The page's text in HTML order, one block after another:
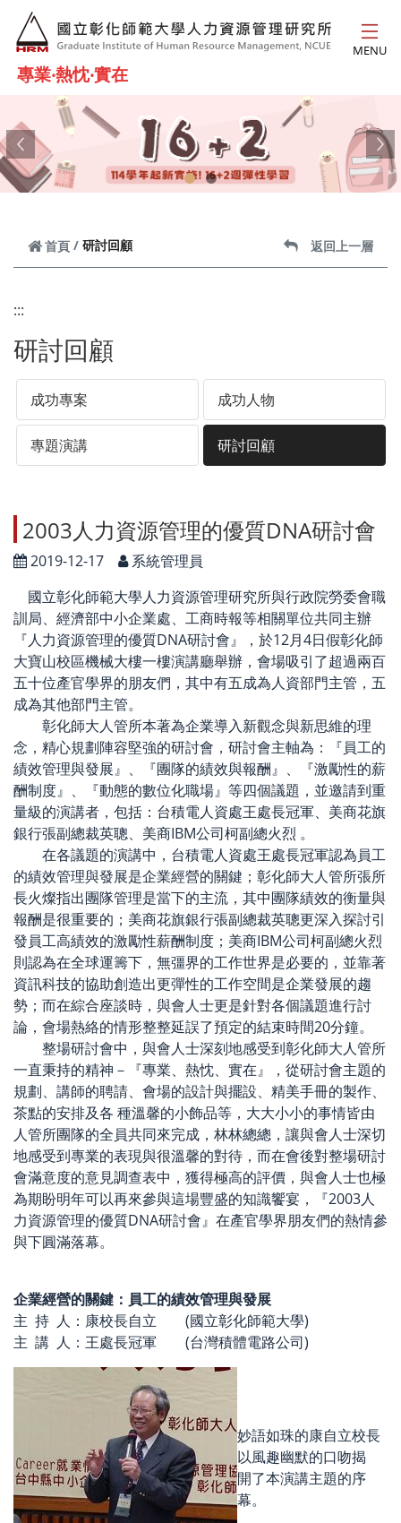
跳到主要內容
專業‧熱忱‧實在
MENU
Previous
首頁 研討回顧 返回上一層
:::
研討回顧
成功專案 成功人物
專題演講 研討回顧
2003人力資源管理的優質DNA研討會
2019-12-17
系統管理員
國立彰化師範大學人力資源管理研究所與行政院勞委會職
訓局、經濟部中小企業處、工商時報等相關單位共同主辦
『人力資源管理的優質DNA研討會』，於12月4日假彰化師
大寶山校區機械大樓一樓演講廳舉辦，會場吸引了超過兩百
五十位產官學界的朋友們，其中有五成為人資部門主管，五
成為其他部門主管。
彰化師大人管所本著為企業導入新觀念與新思維的理
念，精心規劃陣容堅強的研討會，研討會主軸為：『員工的
績效管理與發展』、『團隊的績效與報酬』、『激勵性的薪
酬制度』、『動態的數位化職場』等四個議題，並邀請到重
量級的演講者，包括：台積電人資處王處長冠軍、美商花旗
銀行張副總裁英聰、美商IBM公司柯副總火烈 。
在各議題的演講中，台積電人資處王處長冠軍認為員工
的績效管理與發展是企業經營的關鍵；彰化師大人管所張所
長火燦指出團隊管理是當下的主流，其中團隊績效的衡量與
報酬是很重要的；美商花旗銀行張副總裁英聰更深入探討引
發員工高績效的激勵性薪酬制度；美商IBM公司柯副總火烈
則認為在全球運籌下，無彊界的工作世界是必要的，並靠著
資訊科技的協助創造出更彈性的工作空間是企業發展的趨
勢；而在綜合座談時，與會人士更是針對各個議題進行討
論，會場熱絡的情形整整延誤了預定的結束時間20分鐘。
整場研討會中，與會人士深刻地感受到彰化師大人管所
一直秉持的精神－『專業、熱忱、實在』，從研討會主題的
規劃、講師的聘請、會場的設計與擺設、精美手冊的製作、
茶點的安排及各 種溫馨的小飾品等，大大小小的事情皆由
人管所團隊的全員共同來完成，林林總總，讓與會人士深切
地感受到專業的表現與很溫馨的對待，而在會後對整場研討
會滿意度的意見調查表中，獲得極高的評價，與會人士也極
為期盼明年可以再來參與這場豐盛的知識饗宴，『2003人
力資源管理的優質DNA研討會』在產官學界朋友們的熱情參
與下圓滿落幕。
企業經營的關鍵：員工的績效管理與發展
主 持 人：康校長自立 (國立彰化師範大學)
主 講 人：王處長冠軍 (台灣積體電路公司)
妙語如珠的康自立校長
以風趣幽默的口吻揭
開了本演講主題的序
幕。